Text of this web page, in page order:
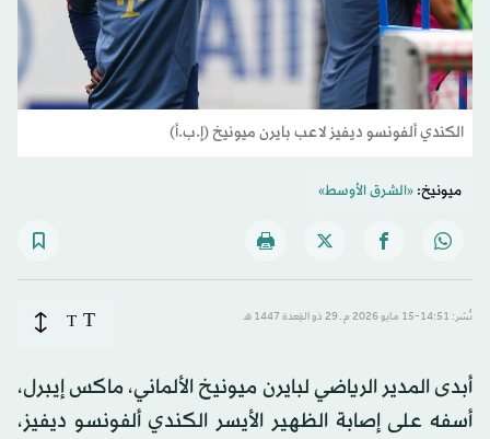
الكندي ألفونسو ديفيز لاعب بايرن ميونيخ (إ.ب.أ)
ميونيخ:«الشرق الأوسط»
نُشر: 14:51-15 مايو 2026 م ـ 29 ذو القِعدة 1447 هـ T
T
أبدى المدير الرياضي لبايرن ميونيخ الألماني، ماكس إيبرل،
أسفه على إصابة الظهير الأيسر الكندي ألفونسو ديفيز،